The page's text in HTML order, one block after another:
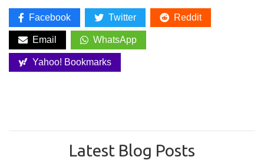
Facebook Twitter Reddit
Email WhatsApp
Yahoo! Bookmarks
Latest Blog Posts